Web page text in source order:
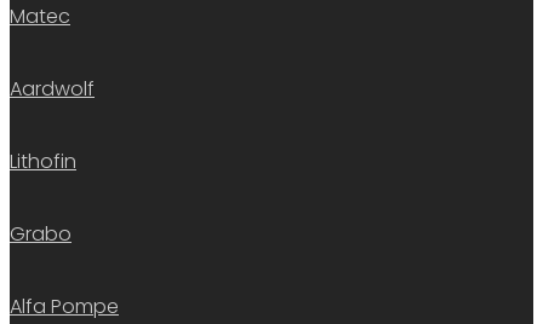
Matec
Aardwolf
Lithofin
Grabo
Alfa Pompe